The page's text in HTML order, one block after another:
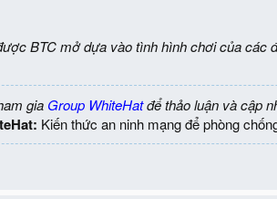
BTC mở dựa vào tình hình chơi của các
gia Group WhiteHatđể thảo luận và cập
Kiến thức an ninh mạng để phòng